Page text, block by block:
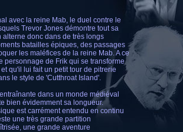
avec la reine Mab, le duel contre le
Trevor Jones démontre tout sa
donc dans de très longs
batailles épiques, des passages
les maléfices de la reine Mab. A ce
personnage de Frik qui se transforme
qu'il lui fait un petit tour de pitrerie
le style de 'Cutthroat Island'.
dans un monde médiéval
bien évidemment sa longueur.
est carrément entendu en continu
une très grande partition
une grande aventure